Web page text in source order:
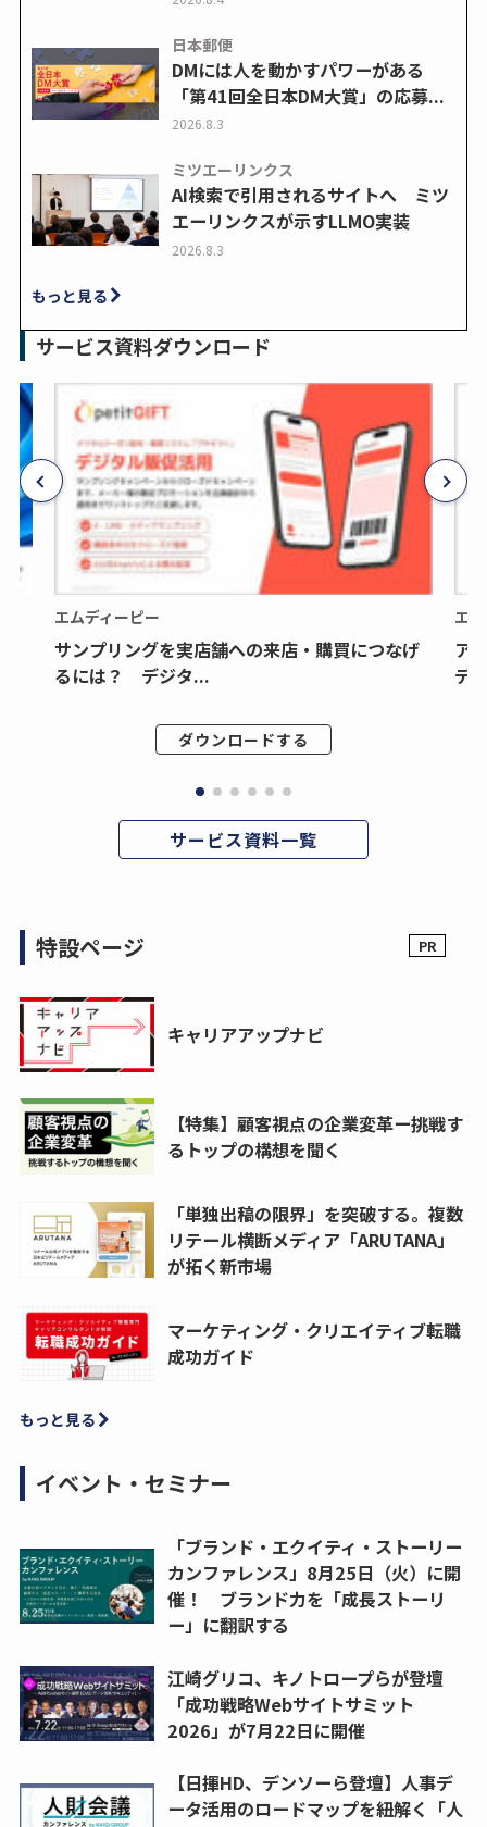
日本郵便
DMには人を動かすパワーがある
「第41回全日本DM大賞」の応募...
2026.8.3
ミツエーリンクス
AI検索で引用されるサイトへ ミツ
エーリンクスが示すLLMO実装
2026.8.3
もっと見る
サービス資料ダウンロード
エムディーピー
サンプリングを実店舗への来店・購買につなげ
るには？ デジタ...
ダウンロードする
エ
ア
デ
サービス資料一覧
特設ページ
キャリアアップナビ
【特集】顧客視点の企業変革ー挑戦す
るトップの構想を聞く
「単独出稿の限界」を突破する。複数
リテール横断メディア「ARUTANA」
が拓く新市場
マーケティング・クリエイティブ転職
成功ガイド
もっと見る
イベント・セミナー
「ブランド・エクイティ・ストーリー
カンファレンス」8月25日（火）に開
催！ ブランド力を「成長ストーリ
ー」に翻訳する
江崎グリコ、キノトロープらが登壇
「成功戦略Webサイトサミット
2026」が7月22日に開催
【日揮HD、デンソーら登壇】人事デ
ータ活用のロードマップを紐解く「人